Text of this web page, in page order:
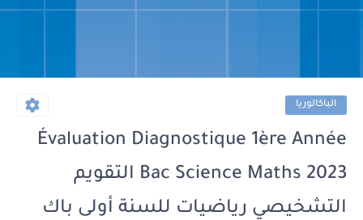
الباكالوريا
Évaluation Diagnostique 1ère Année
Bac Science Maths 2023 التقويم
التشخيصي رياضيات للسنة أولى باك